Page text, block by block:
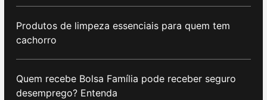
Produtos de limpeza essenciais para quem tem
cachorro
Quem recebe Bolsa Família pode receber seguro
desemprego? Entenda